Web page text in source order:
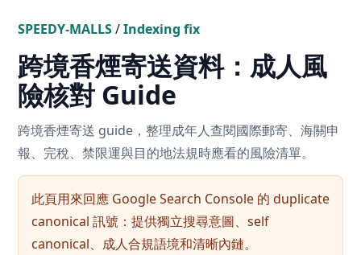
SPEEDY-MALLS/Indexing fix
跨境香煙寄送資料：成人風
險核對 Guide
跨境香煙寄送 guide，整理成年人查閱國際郵寄、海關申
報、完稅、禁限運與目的地法規時應看的風險清單。
此頁用來回應 Google Search Console 的 duplicate
canonical 訊號：提供獨立搜尋意圖、self
canonical、成人合規語境和清晰內鏈。